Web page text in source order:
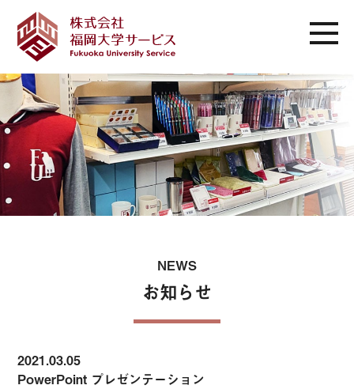
NEWS
お知らせ
2021.03.05
PowerPoint プレゼンテーション